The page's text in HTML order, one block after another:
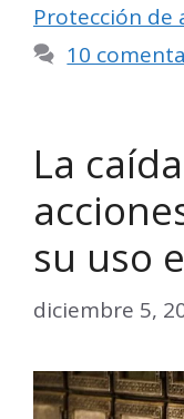
Protección de
10
La
su uso
diciembre 5,